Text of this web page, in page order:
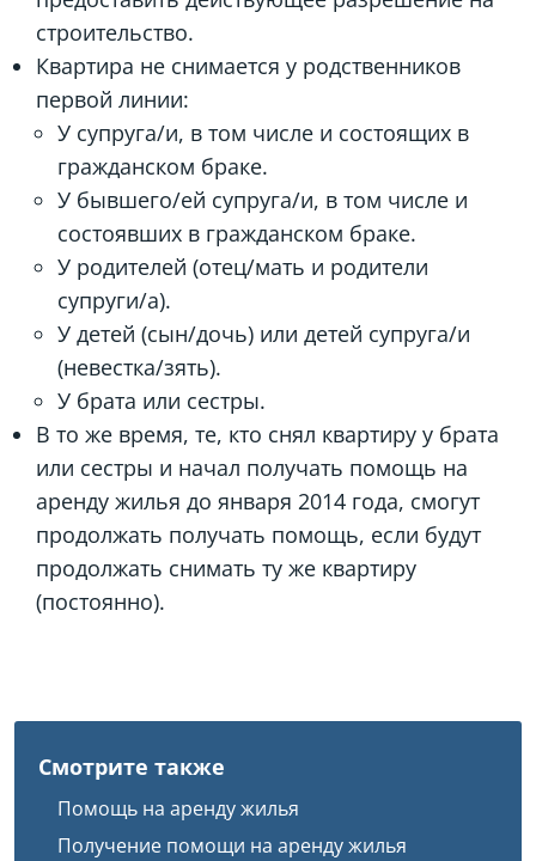
строительство.
Квартира не снимается у родственников
первой линии:
У супруга/и, в том числе и состоящих в
гражданском браке.
У бывшего/ей супруга/и, в том числе и
состоявших в гражданском браке.
У родителей (отец/мать и родители
супруги/а).
У детей (сын/дочь) или детей супруга/и
(невестка/зять).
У брата или сестры.
В то же время, те, кто снял квартиру у брата
или сестры и начал получать помощь на
аренду жилья до января 2014 года, смогут
продолжать получать помощь, если будут
продолжать снимать ту же квартиру
(постоянно).
Смотрите также
Помощь на аренду жилья
Получение помощи на аренду жилья